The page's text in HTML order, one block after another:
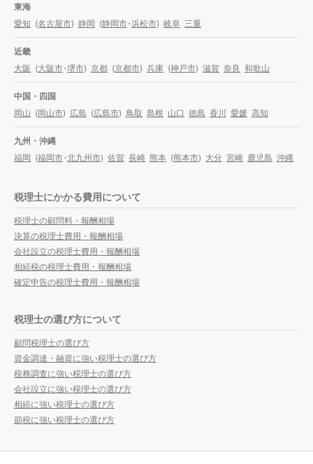
東海
愛知 (名古屋市) 静岡 (静岡市・浜松市) 岐阜 三重
近畿
大阪 (大阪市・堺市) 京都 (京都市) 兵庫 (神戸市) 滋賀 奈良 和歌山
中国・四国
岡山 (岡山市) 広島 (広島市) 鳥取 島根 山口 徳島 香川 愛媛 高知
九州・沖縄
福岡 (福岡市・北九州市) 佐賀 長崎 熊本 (熊本市) 大分 宮崎 鹿児島 沖縄
税理士にかかる費用について
税理士の顧問料・報酬相場
決算の税理士費用・報酬相場
会社設立の税理士費用・報酬相場
相続税の税理士費用・報酬相場
確定申告の税理士費用・報酬相場
税理士の選び方について
顧問税理士の選び方
資金調達・融資に強い税理士の選び方
税務調査に強い税理士の選び方
会社設立に強い税理士の選び方
相続に強い税理士の選び方
節税に強い税理士の選び方